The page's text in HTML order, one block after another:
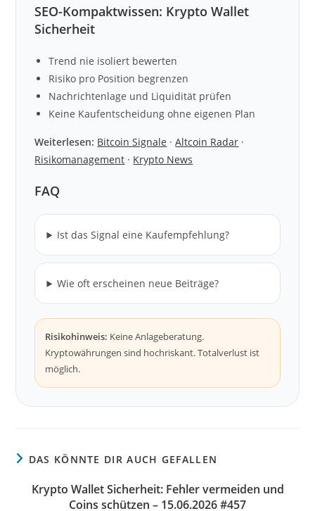
SEO-Kompaktwissen: Krypto Wallet
Sicherheit
Trend nie isoliert bewerten
Risiko pro Position begrenzen
Nachrichtenlage und Liquidität prüfen
Keine Kaufentscheidung ohne eigenen Plan
Weiterlesen: Bitcoin Signale ·Altcoin Radar ·
Risikomanagement · Krypto News
FAQ
Ist das Signal eine Kaufempfehlung?
Wie oft erscheinen neue Beiträge?
Risikohinweis: Keine Anlageberatung.
Kryptowährungen sind hochriskant. Totalverlust ist
möglich.
DAS KÖNNTE DIR AUCH GEFALLEN
Krypto Wallet Sicherheit: Fehler vermeiden und
Coins schützen – 15.06.2026 #457